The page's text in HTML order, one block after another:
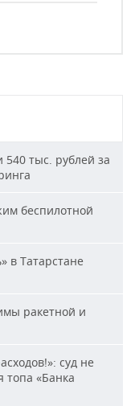
тыс. рублей за
беспилотной
в Татарстане
ракетной и
суд не
топа «Банка